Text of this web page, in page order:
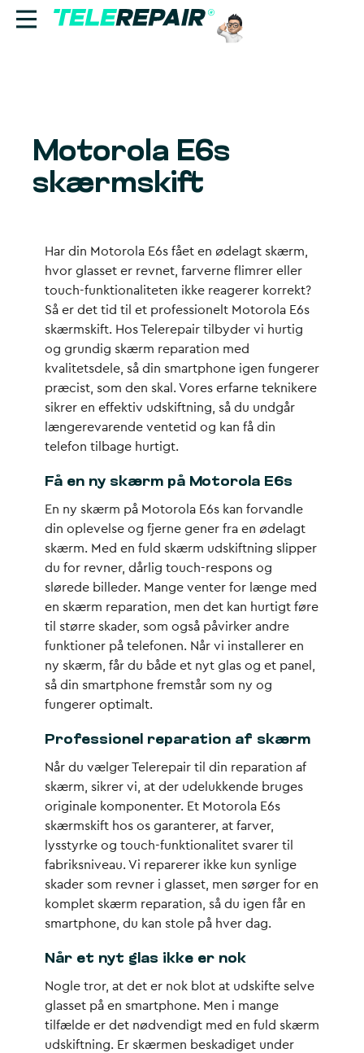
Find butik
Ring til os:
+45 70 60 55 90
Motorola E6s
skærmskift
Har din Motorola E6s fået en ødelagt skærm,
hvor glasset er revnet, farverne flimrer eller
touch-funktionaliteten ikke reagerer korrekt?
Så er det tid til et professionelt Motorola E6s
skærmskift. Hos Telerepair tilbyder vi hurtig
og grundig skærm reparation med
kvalitetsdele, så din smartphone igen fungerer
præcist, som den skal. Vores erfarne teknikere
sikrer en effektiv udskiftning, så du undgår
længerevarende ventetid og kan få din
telefon tilbage hurtigt.
Få en ny skærm på Motorola E6s
En ny skærm på Motorola E6s kan forvandle
din oplevelse og fjerne gener fra en ødelagt
skærm. Med en fuld skærm udskiftning slipper
du for revner, dårlig touch-respons og
slørede billeder. Mange venter for længe med
en skærm reparation, men det kan hurtigt føre
til større skader, som også påvirker andre
funktioner på telefonen. Når vi installerer en
ny skærm, får du både et nyt glas og et panel,
så din smartphone fremstår som ny og
fungerer optimalt.
Professionel reparation af skærm
Når du vælger Telerepair til din reparation af
skærm, sikrer vi, at der udelukkende bruges
originale komponenter. Et Motorola E6s
skærmskift hos os garanterer, at farver,
lysstyrke og touch-funktionalitet svarer til
fabriksniveau. Vi reparerer ikke kun synlige
skader som revner i glasset, men sørger for en
komplet skærm reparation, så du igen får en
smartphone, du kan stole på hver dag.
Når et nyt glas ikke er nok
Nogle tror, at det er nok blot at udskifte selve
glasset på en smartphone. Men i mange
tilfælde er det nødvendigt med en fuld skærm
udskiftning. Er skærmen beskadiget under